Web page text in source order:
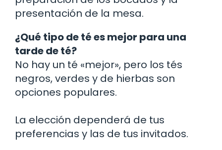
presentación de la mesa.
¿Qué tipo de té es mejor para una
tarde de té?
No hay un té «mejor», pero los tés
negros, verdes y de hierbas son
opciones populares.
La elección dependerá de tus
preferencias y las de tus invitados.